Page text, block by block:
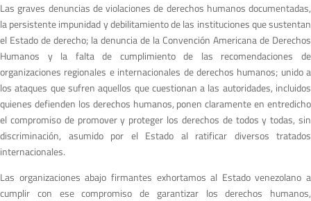
Las graves denuncias de violaciones de derechos humanos documentadas,
la persistente impunidad y debilitamiento de las instituciones que sustentan
el Estado de derecho; la denuncia de la Convención Americana de Derechos
Humanos y la falta de cumplimiento de las recomendaciones de
organizaciones regionales e internacionales de derechos humanos; unido a
los ataques que sufren aquellos que cuestionan a las autoridades, incluidos
quienes defienden los derechos humanos, ponen claramente en entredicho
el compromiso de promover y proteger los derechos de todos y todas, sin
discriminación, asumido por el Estado al ratificar diversos tratados
internacionales.
Las organizaciones abajo firmantes exhortamos al Estado venezolano a
cumplir con ese compromiso de garantizar los derechos humanos,